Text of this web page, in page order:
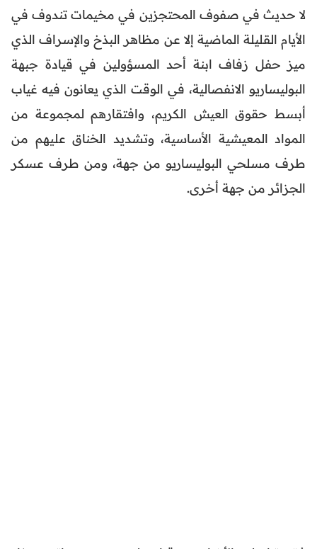
لا حديث في صفوف المحتجزين في مخيمات تندوف في
الأيام القليلة الماضية إلا عن مظاهر البذخ والإسراف الذي
ميز حفل زفاف ابنة أحد المسؤولين في قيادة جبهة
البوليساريو الانفصالية، في الوقت الذي يعانون فيه غياب
أبسط حقوق العيش الكريم، وافتقارهم لمجموعة من
المواد المعيشية الأساسية، وتشديد الخناق عليهم من
طرف مسلحي البوليساريو من جهة، ومن طرف عسكر
الجزائر من جهة أخرى.